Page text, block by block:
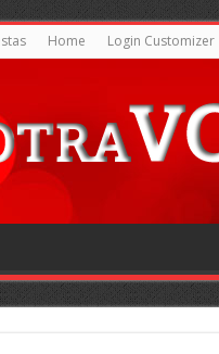
Home Login Customizer